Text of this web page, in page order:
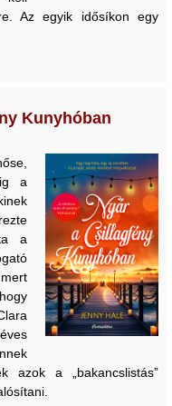
Az egyik idősíkon egy
Kunyhóban
a
a
azok a „bakancslistás”